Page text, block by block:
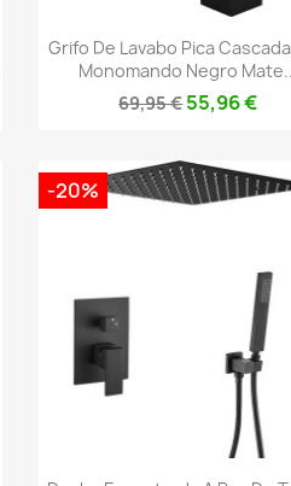
Vista rápida
Grifo De Lavabo Pica
Monomando Negro
69,95 €55,96 €
-20%